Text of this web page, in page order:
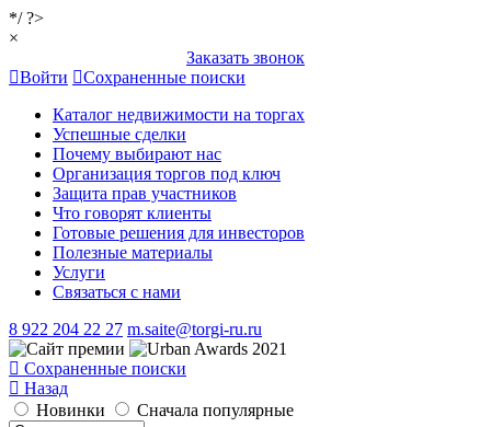
*/ ?>
×
Заказать звонок
Войти
Сохраненные поиски
Каталог недвижимости на торгах
Успешные сделки
Почему выбирают нас
Организация торгов под ключ
Защита прав участников
Что говорят клиенты
Готовые решения для инвесторов
Полезные материалы
Услуги
Связаться с нами
8 922 204 22 27 m.saite@torgi-ru.ru
Сохраненные поиски
Назад
Новинки
Сначала популярные